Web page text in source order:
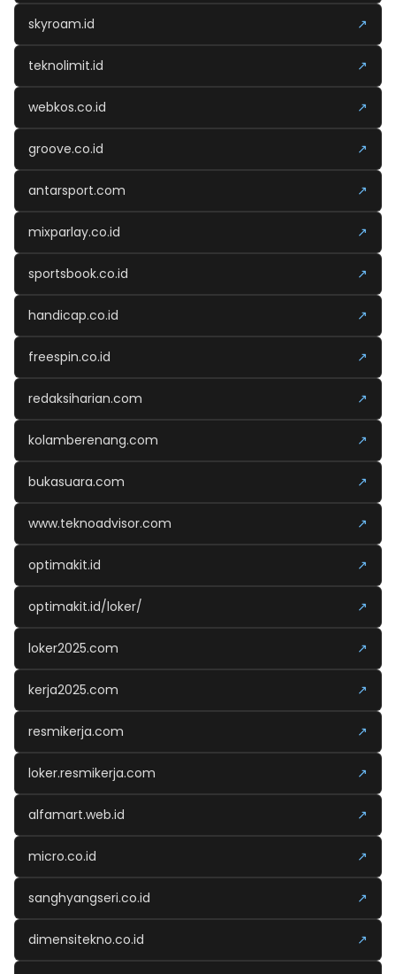
skyroam.id ↗
teknolimit.id ↗
webkos.co.id ↗
groove.co.id ↗
antarsport.com ↗
mixparlay.co.id ↗
sportsbook.co.id ↗
handicap.co.id ↗
freespin.co.id ↗
redaksiharian.com ↗
kolamberenang.com ↗
bukasuara.com ↗
www.teknoadvisor.com ↗
optimakit.id ↗
optimakit.id/loker/ ↗
loker2025.com ↗
kerja2025.com ↗
resmikerja.com ↗
loker.resmikerja.com ↗
alfamart.web.id ↗
micro.co.id ↗
sanghyangseri.co.id ↗
dimensitekno.co.id ↗